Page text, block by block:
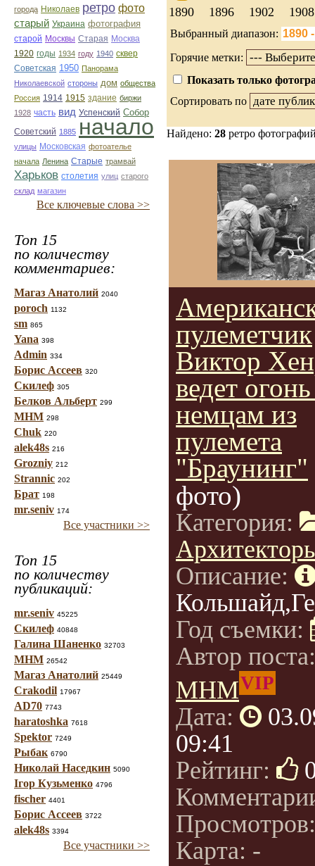
города Николаев ретро фото
старый Украина фотография
старой Москвы Старая Москва
1920 годы 1934 году 1940 сквер
Советская 1950 Панорама
Николаевской стороны дом общества
Россия 1914 1915 здание биржи
1928 часть вид Успенский Собор
Советский 1885 начало
улицы Московская фотоателье
начала Ленина Старые трамвай
Харьков столетия улиц старого
склад магазин
Все ключевые слова >>
Топ 15
по количеству
комментариев:
Магаз Анатолий 2040
poroch 1132
sm 865
Yana 398
Admin 334
Борис Ассеев 320
Скилеф 305
Белков Альберт 299
МНМ 298
Chuk 220
alek48s 216
Grozniy 212
Strannic 202
Брат 198
mr.seniv 174
Все участники >>
Топ 15
по количеству
публикаций:
mr.seniv 45225
Скилеф 40848
Галина Шаненко 32703
МНМ 26542
Магаз Анатолий 25449
Crakodil 17967
AD70 7743
haratoshka 7618
Spektor 7249
Рыбак 6790
Николай Наседкин 5090
Ігор Кузьменко 4796
fischer 4401
Борис Ассеев 3722
alek48s 3394
Все участники >>
1890 1896 1902 1908
Выбранный диапазон:
Горячие метки:
Показать только
Сортировать по
Найдено: 28 ретро
пулеметчик
Виктор
ведет
немцам из
пулемета
"Браунинг"
фото)
Категория:
Описание:
Год съемки:
Автор
МНМVIP
Дата:
09:41
Рейтинг:
Карта: -